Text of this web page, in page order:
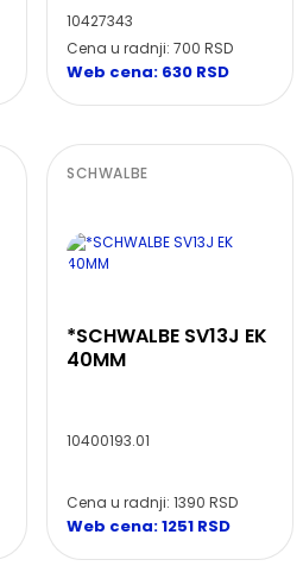
10427343
Cena u radnji: 700 RSD
Web cena: 630 RSD
SCHWALBE
*SCHWALBE SV13J EK
40MM
10400193.01
Cena u radnji: 1390 RSD
Web cena: 1251 RSD